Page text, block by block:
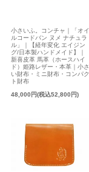
小さいふ。コンチャ｜「オイ
ルコードバン ヌメ ナチュラ
ル」｜【経年変化 エイジン
グ/日本製ハンドメイド】｜
新喜皮革 馬革（ホースハイ
ド）姫路レザー・本革｜小さ
い財布・ミニ財布・コンパク
ト財布
48,000円(税込52,800円)